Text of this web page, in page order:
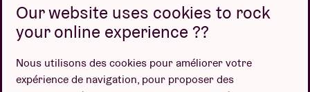
Politique de confidentialité
Politique de cookies
Conditions de vente
Our website uses cookies to rock
your online experience ??
Nous utilisons des cookies pour améliorer votre
expérience de navigation, pour proposer des